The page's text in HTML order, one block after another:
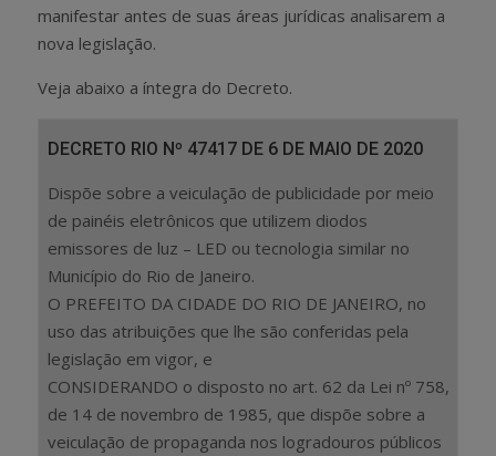
manifestar antes de suas áreas jurídicas analisarem a
nova legislação.
Veja abaixo a íntegra do Decreto.
DECRETO RIO Nº 47417 DE 6 DE MAIO DE 2020
Dispõe sobre a veiculação de publicidade por meio
de painéis eletrônicos que utilizem diodos
emissores de luz – LED ou tecnologia similar no
Município do Rio de Janeiro.
O PREFEITO DA CIDADE DO RIO DE JANEIRO, no
uso das atribuições que lhe são conferidas pela
legislação em vigor, e
CONSIDERANDO o disposto no art. 62 da Lei nº 758,
de 14 de novembro de 1985, que dispõe sobre a
veiculação de propaganda nos logradouros públicos